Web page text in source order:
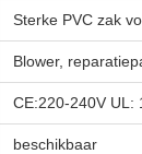
Sterke PVC zak
Blower,
CE:220-240V UL:
beschikbaar